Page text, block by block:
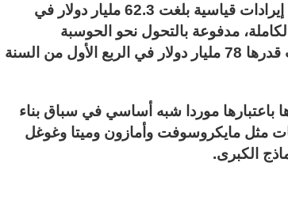
وجاءت مراكز البيانات في قلب هذا النمو، إذ سجلت إيرادات قياسية بلغت 62.3 مليار دولار في
المالية الكاملة، مدفوعة بالتحول نحو الحوسبة
المسرعة والذكاء الاصطناعي، وتتوقع إنفيديا إيرادات قدرها 78 مليار دولار في الربع الأول من السنة
باعتبارها موردا شبه أساسي في سباق بناء
مثل مايكروسوفت وأمازون وميتا وغوغل
الكبرى.